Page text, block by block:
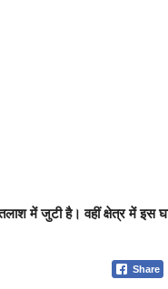
में जुटी है। वहीं क्षेत्र में इस
Share